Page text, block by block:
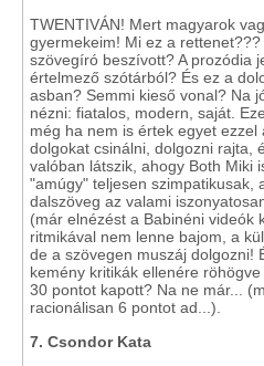
TWENTIVÁN! Mert magyarok
gyermekeim! Mi ez a rettenet???
szövegíró beszívott? A prozódia
értelmező szótárból? És ez a
asban? Semmi kieső vonal? Na
nézni: fiatalos, modern, saját.
még ha nem is értek egyet
dolgokat csinálni, dolgozni rajta,
valóban látszik, ahogy Both Miki
"amúgy" teljesen szimpatikusak,
dalszöveg az valami
(már elnézést a Babinéni videók
ritmikával nem lenne bajom, a
de a szövegen muszáj dolgozni!
kemény kritikák ellenére
30 pontot kapott? Na ne már...
racionálisan 6 pontot ad...).
7. Csondor Kata